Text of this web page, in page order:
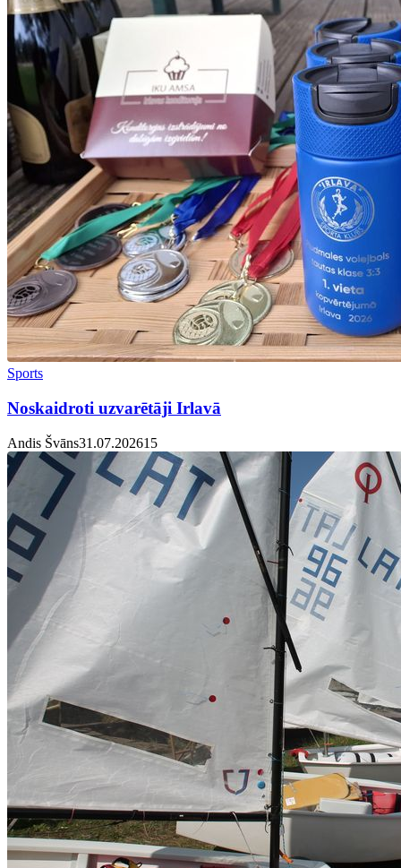
Sports
Noskaidroti uzvarētāji Irlavā
Andis Švāns31.07.20261 5